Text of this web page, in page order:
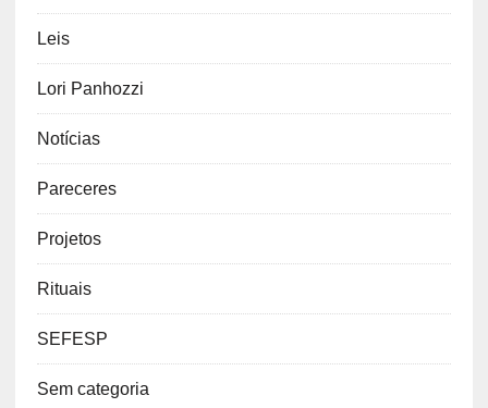
Leis
Lori Panhozzi
Notícias
Pareceres
Projetos
Rituais
SEFESP
Sem categoria